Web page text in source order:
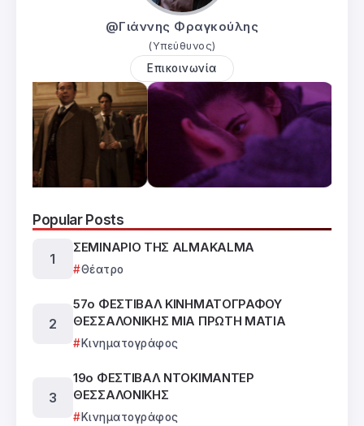
@Γιάννης Φραγκούλης
(Υπεύθυνος)
Επικοινωνία
Popular Posts
ΣΕΜΙΝΑΡΙΟ ΤΗΣ ALMAKALMA
Θέατρο
57ο ΦΕΣΤΙΒΑΛ ΚΙΝΗΜΑΤΟΓΡΑΦΟΥ
ΘΕΣΣΑΛΟΝΙΚΗΣ ΜΙΑ ΠΡΩΤΗ ΜΑΤΙΑ
Κινηματογράφος
19ο ΦΕΣΤΙΒΑΛ ΝΤΟΚΙΜΑΝΤΕΡ
ΘΕΣΣΑΛΟΝΙΚΗΣ
Κινηματογράφος